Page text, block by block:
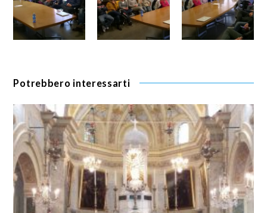
Potrebbero interessarti